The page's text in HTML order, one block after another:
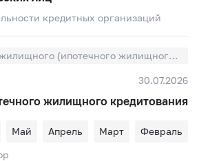
кредитных организаций
Показатели рынка жилищного (ипотечного жилищного) кредитования
30.07.2026
жилищного кредитования
Май Апрель Март
Февраль